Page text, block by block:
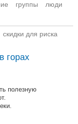
группы
люди
скидки для риска
горах
полезную